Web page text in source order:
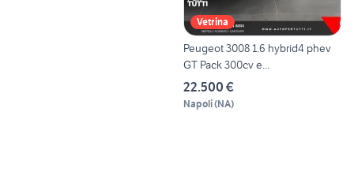
Vetrina
Peugeot 3008 1.6 hybrid4 phev
GT Pack 300cv e...
22.500 €
Napoli(NA)